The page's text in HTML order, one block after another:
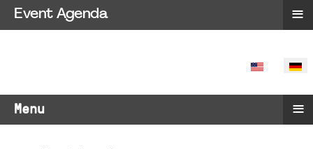
SPRACHE
Menu ≡
Event Agenda ≡